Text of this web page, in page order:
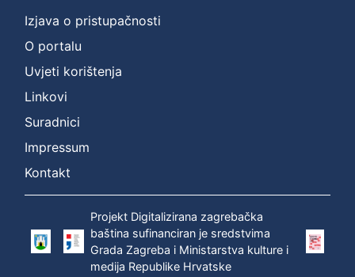
Izjava o pristupačnosti
O portalu
Uvjeti korištenja
Linkovi
Suradnici
Impressum
Kontakt
Projekt Digitalizirana zagrebačka
baština sufinanciran je sredstvima
Grada Zagreba i Ministarstva kulture i
medija Republike Hrvatske